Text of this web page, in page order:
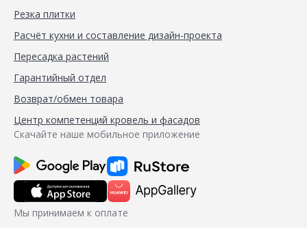
Резка плитки
Расчёт кухни и составление дизайн-проекта
Пересадка растений
Гарантийный отдел
Возврат/обмен товара
Центр компетенций кровель и фасадов
Скачайте наше мобильное приложение
Мы принимаем к оплате